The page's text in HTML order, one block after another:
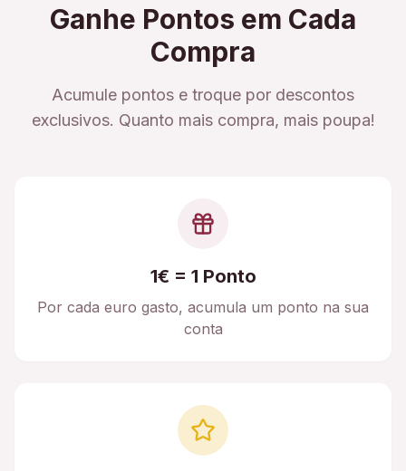
Ganhe Pontos em Cada
Compra
Acumule pontos e troque por descontos
exclusivos. Quanto mais compra, mais poupa!
1€ = 1 Ponto
Por cada euro gasto, acumula um ponto na sua
conta